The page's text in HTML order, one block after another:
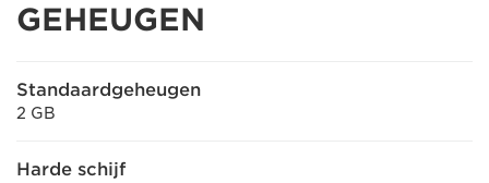
GEHEUGEN
Standaardgeheugen
2 GB
Harde schijf